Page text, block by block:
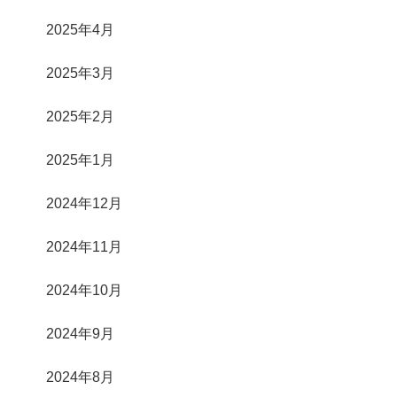
2025年4月
2025年3月
2025年2月
2025年1月
2024年12月
2024年11月
2024年10月
2024年9月
2024年8月